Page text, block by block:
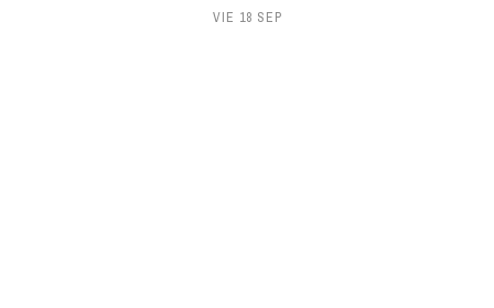
VIE 18 SEP